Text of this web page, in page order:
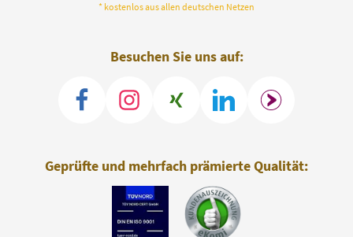
* kostenlos aus allen deutschen Netzen
Besuchen Sie uns auf:
Geprüfte und mehrfach prämierte Qualität: